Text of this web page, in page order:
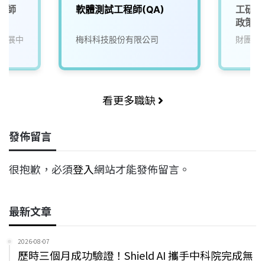
師
展中
軟體測試工程師(QA)
梅科科技股份有限公司
工研
政策
財團法
看更多職缺
發佈留言
很抱歉，必須登入網站才能發佈留言。
最新文章
2026-08-07
歷時三個月成功驗證！Shield AI 攜手中科院完成無